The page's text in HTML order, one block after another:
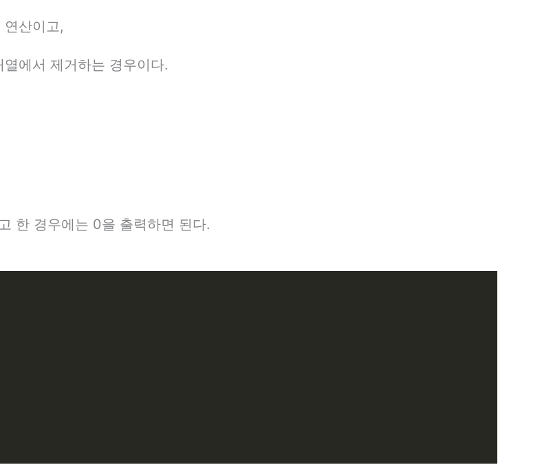
산이고,
에서 제거하는 경우이다.
한 경우에는 0을 출력하면 된다.